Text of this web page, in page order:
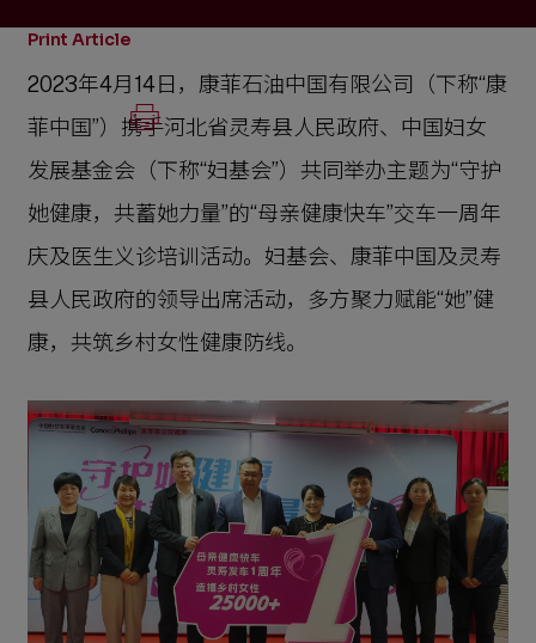
Print Article
2023年4月14日，康菲石油中国有限公司（下称“康
菲中国”）携手河北省灵寿县人民政府、中国妇女
发展基金会（下称“妇基会”）共同举办主题为“守护
她健康，共蓄她力量”的“母亲健康快车”交车一周年
庆及医生义诊培训活动。妇基会、康菲中国及灵寿
县人民政府的领导出席活动，多方聚力赋能“她”健
康，共筑乡村女性健康防线。